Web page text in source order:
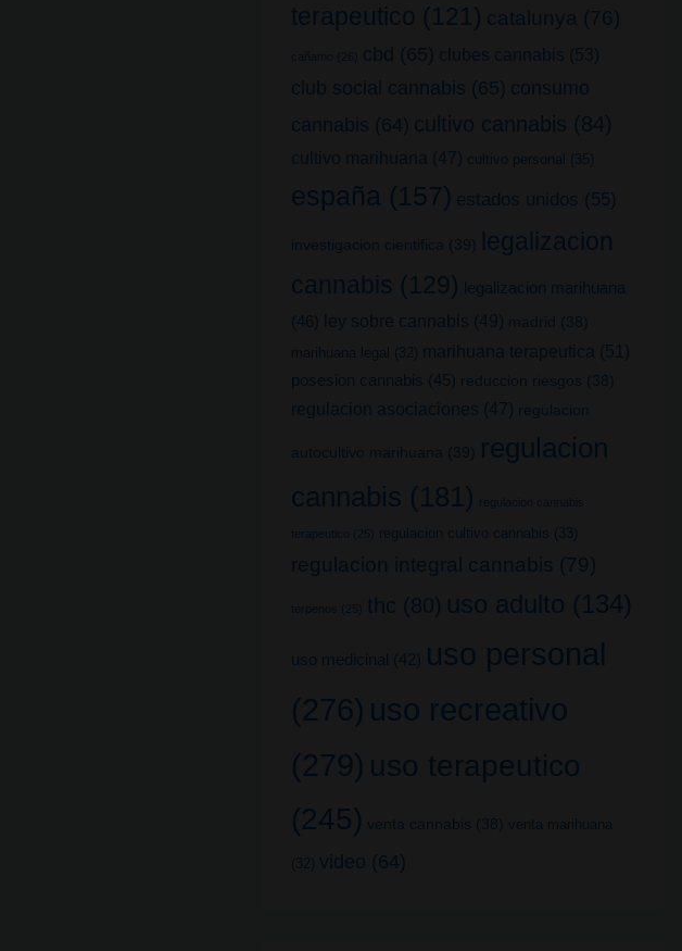
terapeutico (121) catalunya (76)
cañamo (26) cbd (65) clubes cannabis (53)
club social cannabis (65) consumo
cannabis (64) cultivo cannabis (84)
cultivo marihuana (47) cultivo personal (35)
españa (157) estados unidos (55)
investigacion cientifica (39)
legalizacion
cannabis (129) legalizacion marihuana
(46) ley sobre cannabis (49) madrid (38)
marihuana legal (32) marihuana terapeutica (51)
posesion cannabis (45) reduccion riesgos (38)
regulacion asociaciones (47) regulacion
autocultivo marihuana (39)
regulacion
cannabis (181) regulacion cannabis
terapeutico (25) regulacion cultivo cannabis (33)
regulacion integral cannabis (79)
terpenos (25) thc (80) uso adulto (134)
uso medicinal (42) uso personal
(276) uso recreativo
(279) uso terapeutico
(245) venta cannabis (38) venta marihuana
(32) video (64)